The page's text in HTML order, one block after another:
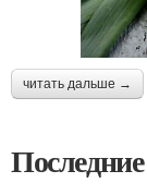
читать дальше →